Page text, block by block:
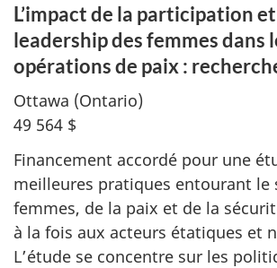
L’impact de la participation
leadership des femmes dans
opérations de paix :
Ottawa (Ontario)
49 564 $
Financement accordé pour une
meilleures pratiques entourant le
femmes, de la paix et de la
à la fois aux acteurs étatiques et
L’étude se concentre sur les